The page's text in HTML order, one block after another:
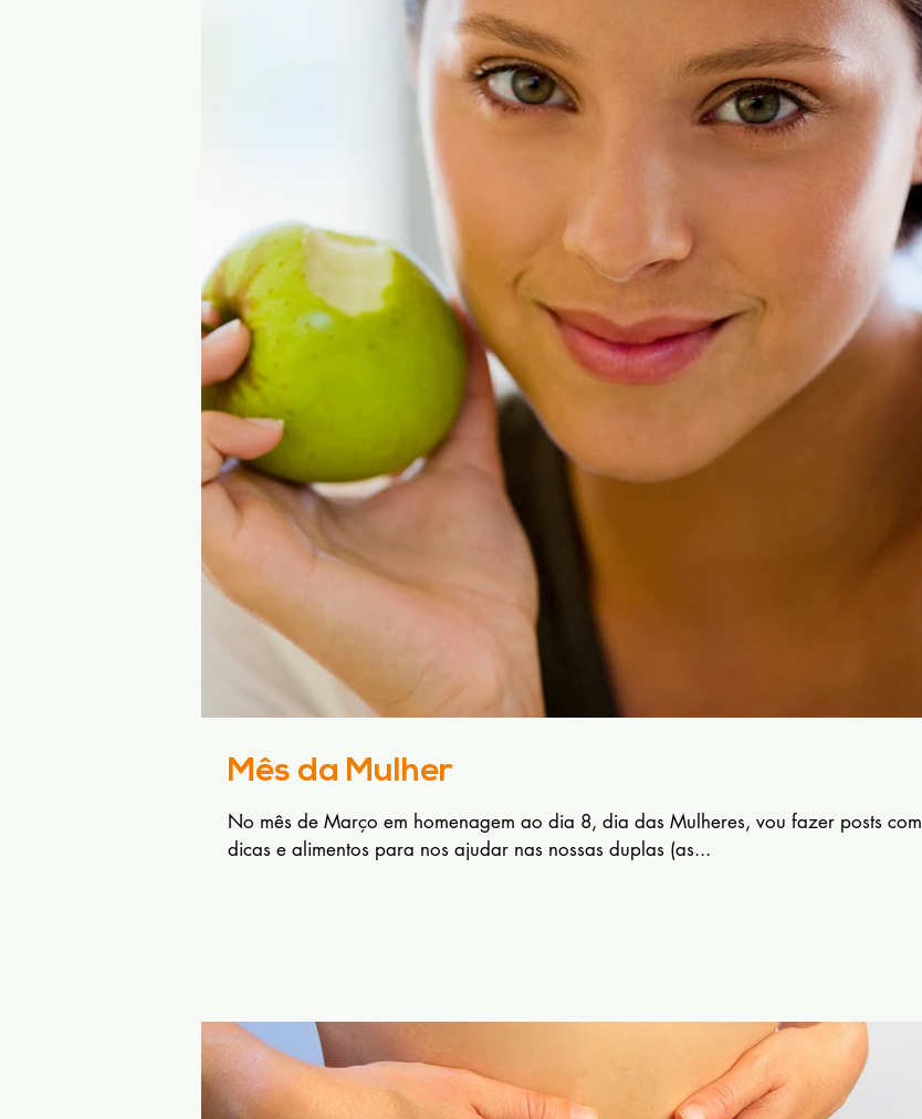
Mês da Mulher
No mês de Março em homenagem ao dia 8, dia das Mulheres, vou fazer posts com
dicas e alimentos para nos ajudar nas nossas duplas (as...